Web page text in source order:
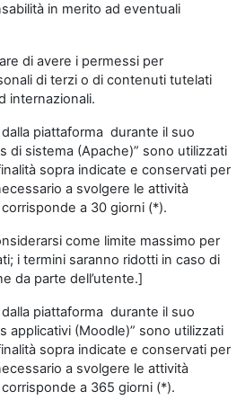
in merito ad eventuali
di avere i permessi per
di terzi o di contenuti tutelati
internazionali.
piattaforma durante il suo
di sistema (Apache)” sono utilizzati
sopra indicate e conservati per
a svolgere le attività
a 30 giorni (*).
come limite massimo per
i termini saranno ridotti in caso di
da parte dell’utente.]
piattaforma durante il suo
applicativi (Moodle)” sono utilizzati
sopra indicate e conservati per
a svolgere le attività
a 365 giorni (*).